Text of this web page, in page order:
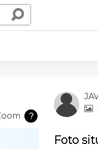
?

Foto